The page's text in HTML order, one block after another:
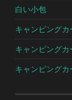
白い小包
キャンピングカ
キャンピングカ
キャンピングカ